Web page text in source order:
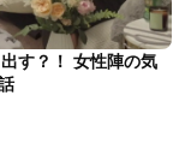
す？！ 女性陣の気